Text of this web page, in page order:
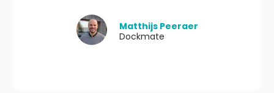
Matthijs Peeraer
Dockmate